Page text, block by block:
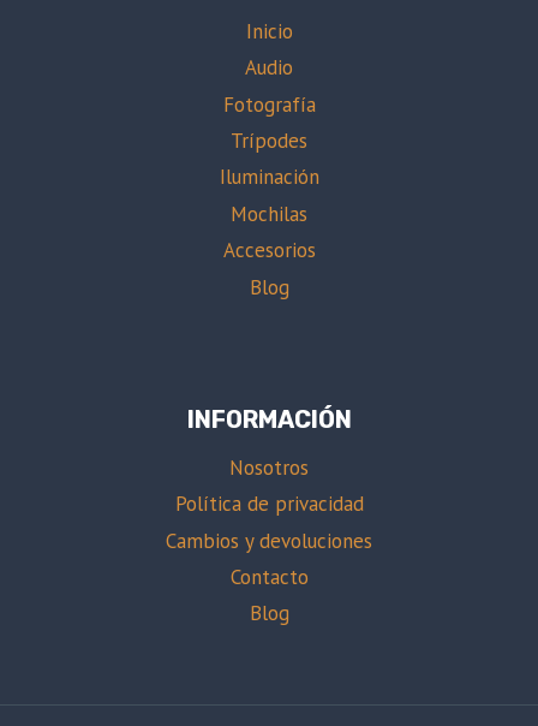
Inicio
Audio
Fotografía
Trípodes
Iluminación
Mochilas
Accesorios
Blog
INFORMACIÓN
Nosotros
Política de privacidad
Cambios y devoluciones
Contacto
Blog